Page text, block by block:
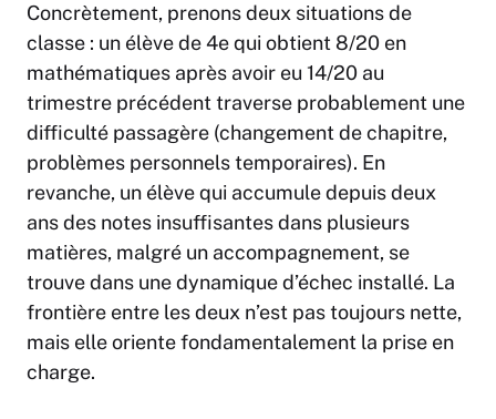
Concrètement, prenons deux situations de
classe : un élève de 4e qui obtient 8/20 en
mathématiques après avoir eu 14/20 au
trimestre précédent traverse probablement une
difficulté passagère (changement de chapitre,
problèmes personnels temporaires). En
revanche, un élève qui accumule depuis deux
ans des notes insuffisantes dans plusieurs
matières, malgré un accompagnement, se
trouve dans une dynamique d’échec installé. La
frontière entre les deux n’est pas toujours nette,
mais elle oriente fondamentalement la prise en
charge.